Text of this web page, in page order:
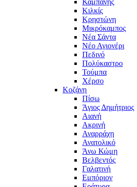
Κιλκίς
Κρηστώνη
Μικρόκαμπος
Νέα Σάντα
Νέο Αγιονέρι
Πεδινό
Πολύκαστρο
Τούμπα
Χέρσο
Κοζάνη
Πίσω
Άγιος Δημήτριος
Αιανή
Ακρινή
Αναρράχη
Ανατολικό
Άνω Κώμη
Βελβεντός
Γαλατινή
Εμπόριον